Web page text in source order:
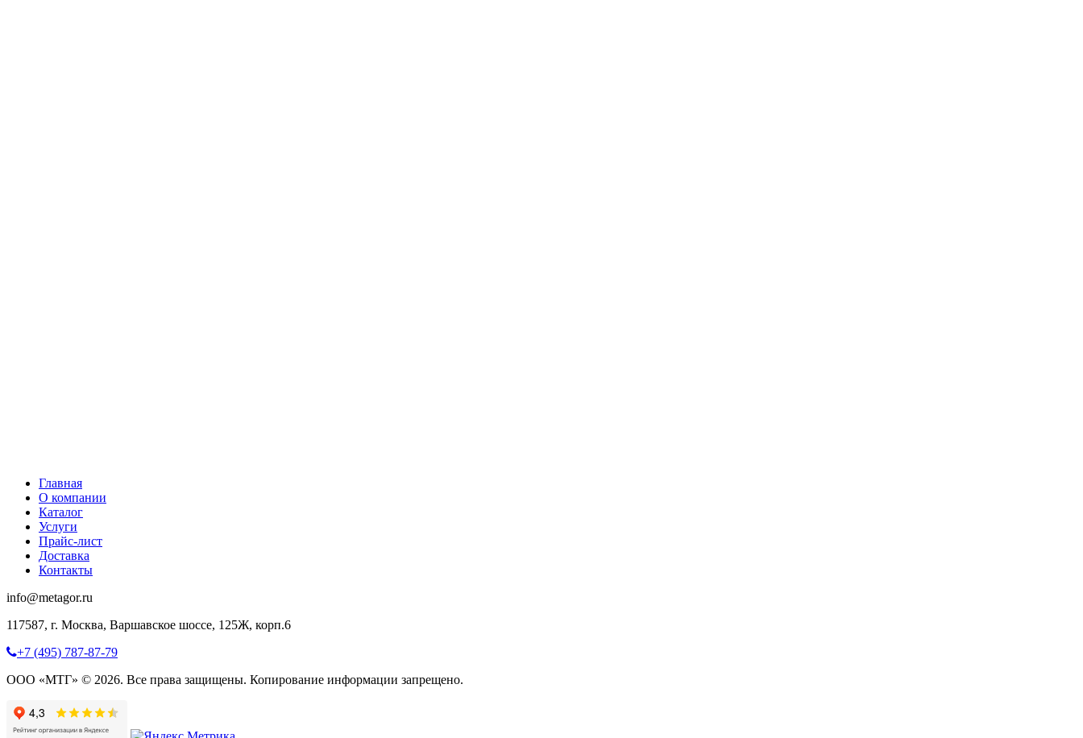
Главная
О компании
Каталог
Услуги
Прайс-лист
Доставка
Контакты
info@metagor.ru
117587, г. Москва, Варшавское шоссе, 125Ж, корп.6
+7 (495) 787-87-79
ООО «МТГ» © 2026. Все права защищены. Копирование информации запрещено.